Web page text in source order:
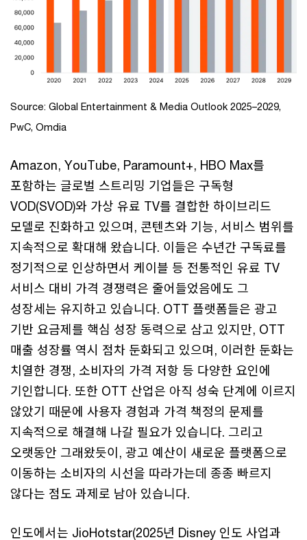
Source: Global Entertainment & Media Outlook 2025–2029,
PwC, Omdia
Amazon, YouTube, Paramount+, HBO Max를
포함하는 글로벌 스트리밍 기업들은 구독형
VOD(SVOD)와 가상 유료 TV를 결합한 하이브리드
모델로 진화하고 있으며, 콘텐츠와 기능, 서비스 범위를
지속적으로 확대해 왔습니다. 이들은 수년간 구독료를
정기적으로 인상하면서 케이블 등 전통적인 유료 TV
서비스 대비 가격 경쟁력은 줄어들었음에도 그
성장세는 유지하고 있습니다. OTT 플랫폼들은 광고
기반 요금제를 핵심 성장 동력으로 삼고 있지만, OTT
매출 성장률 역시 점차 둔화되고 있으며, 이러한 둔화는
치열한 경쟁, 소비자의 가격 저항 등 다양한 요인에
기인합니다. 또한 OTT 산업은 아직 성숙 단계에 이르지
않았기 때문에 사용자 경험과 가격 책정의 문제를
지속적으로 해결해 나갈 필요가 있습니다. 그리고
오랫동안 그래왔듯이, 광고 예산이 새로운 플랫폼으로
이동하는 소비자의 시선을 따라가는데 종종 빠르지
않다는 점도 과제로 남아 있습니다.
인도에서는 JioHotstar(2025년 Disney 인도 사업과